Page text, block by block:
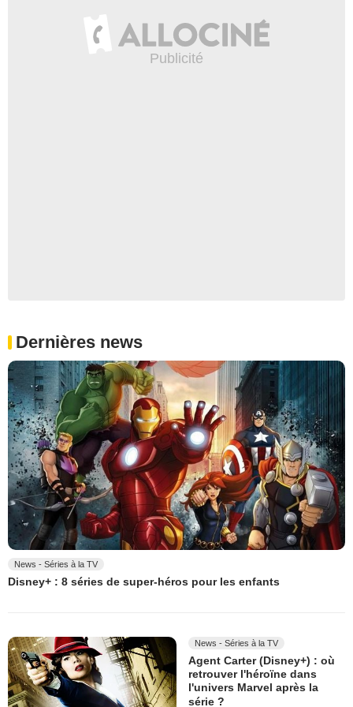
Dernières news
News - Séries à la TV
Disney+ : 8 séries de super-héros pour les enfants
News - Séries à la TV
Agent Carter (Disney+) : où
retrouver l'héroïne dans
l'univers Marvel après la
série ?